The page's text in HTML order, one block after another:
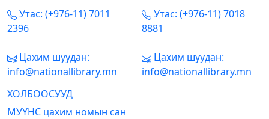
Утас: (+976-11) 7011
2396
Цахим шуудан:
info@nationallibrary.mn
Утас: (+976-11) 7018
8881
Цахим шуудан:
info@nationallibrary.mn
ХОЛБООСУУД
МУҮНС цахим номын сан